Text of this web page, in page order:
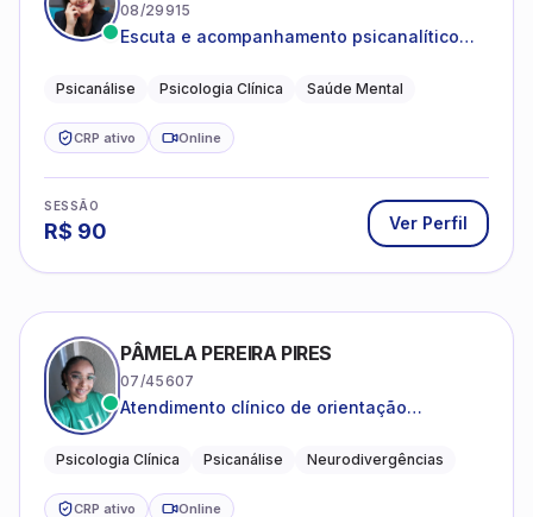
08/29915
Escuta e acompanhamento psicanalítico
Psicanálise Psicologia Clínica Saúde Mental
CRP ativo Online
SESSÃO
R$ 90 Ver Perfil
PÂMELA PEREIRA PIRES
07/45607
Atendimento clínico de orientação
crianças neurotípicas
Psicologia Clínica Psicanálise Neurodivergências
CRP ativo Online